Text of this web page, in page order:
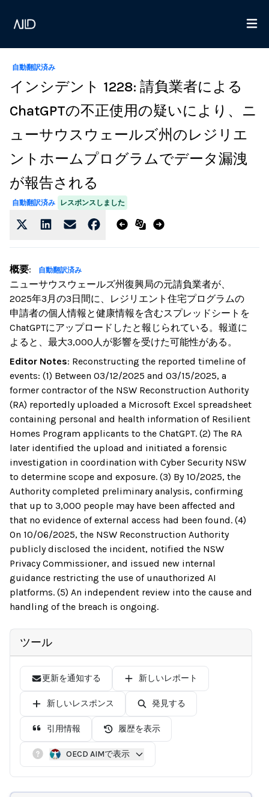
自動翻訳済み
インシデント 1228: 請負業者による
ChatGPTの不正使用の疑いにより、ニ
ューサウスウェールズ州のレジリエ
ントホームプログラムでデータ漏洩
が報告される
自動翻訳済み レスポンスしました
概要: 自動翻訳済み
ニューサウスウェールズ州復興局の元請負業者が、
2025年3月の3日間に、レジリエント住宅プログラムの
申請者の個人情報と健康情報を含むスプレッドシートを
ChatGPTにアップロードしたと報じられている。報道に
よると、最大3,000人が影響を受けた可能性がある。
Editor Notes: Reconstructing the reported timeline of
events: (1) Between 03/12/2025 and 03/15/2025, a
former contractor of the NSW Reconstruction Authority
(RA) reportedly uploaded a Microsoft Excel spreadsheet
containing personal and health information of Resilient
Homes Program applicants to the ChatGPT. (2) The RA
later identified the upload and initiated a forensic
investigation in coordination with Cyber Security NSW
to determine scope and exposure. (3) By 10/2025, the
Authority completed preliminary analysis, confirming
that up to 3,000 people may have been affected and
that no evidence of external access had been found. (4)
On 10/06/2025, the NSW Reconstruction Authority
publicly disclosed the incident, notified the NSW
Privacy Commissioner, and issued new internal
guidance restricting the use of unauthorized AI
platforms. (5) An independent review into the cause and
handling of the breach is ongoing.
ツール
更新を通知する 新しいレポート
新しいレスポンス 発見する
引用情報 履歴を表示
OECD AIMで表示